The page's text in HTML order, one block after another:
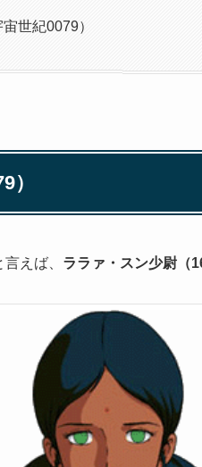
世紀0079）
）
えば、 ララァ・スン少尉（